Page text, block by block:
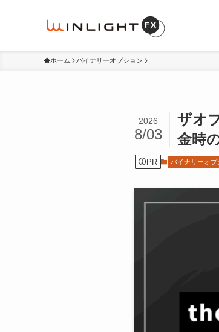
ホーム バイナリーオプション
ザオ
金時
2026
8/03
PR バイナリーオプ